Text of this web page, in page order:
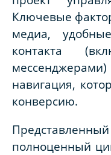
Ключевые
медиа,
контакта
навигация,
конверсию.
полноценный